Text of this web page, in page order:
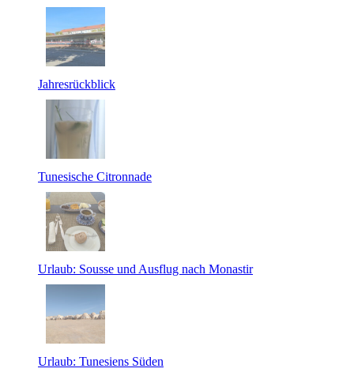
Jahresrückblick
Tunesische Citronnade
Urlaub: Sousse und Ausflug nach Monastir
Urlaub: Tunesiens Süden